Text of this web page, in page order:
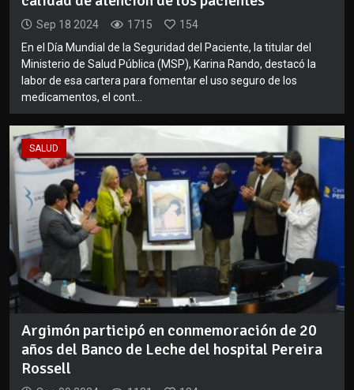
Sep 18 2024 1715
154
En el Día Mundial de la Seguridad del Paciente, la titular del
Ministerio de Salud Pública (MSP), Karina Rando, destacó la
labor de esa cartera para fomentar el uso seguro de los
medicamentos, el cont...
SALUD
Argimón participó en conmemoración de 20
años del Banco de Leche del hospital Pereira
Rossell